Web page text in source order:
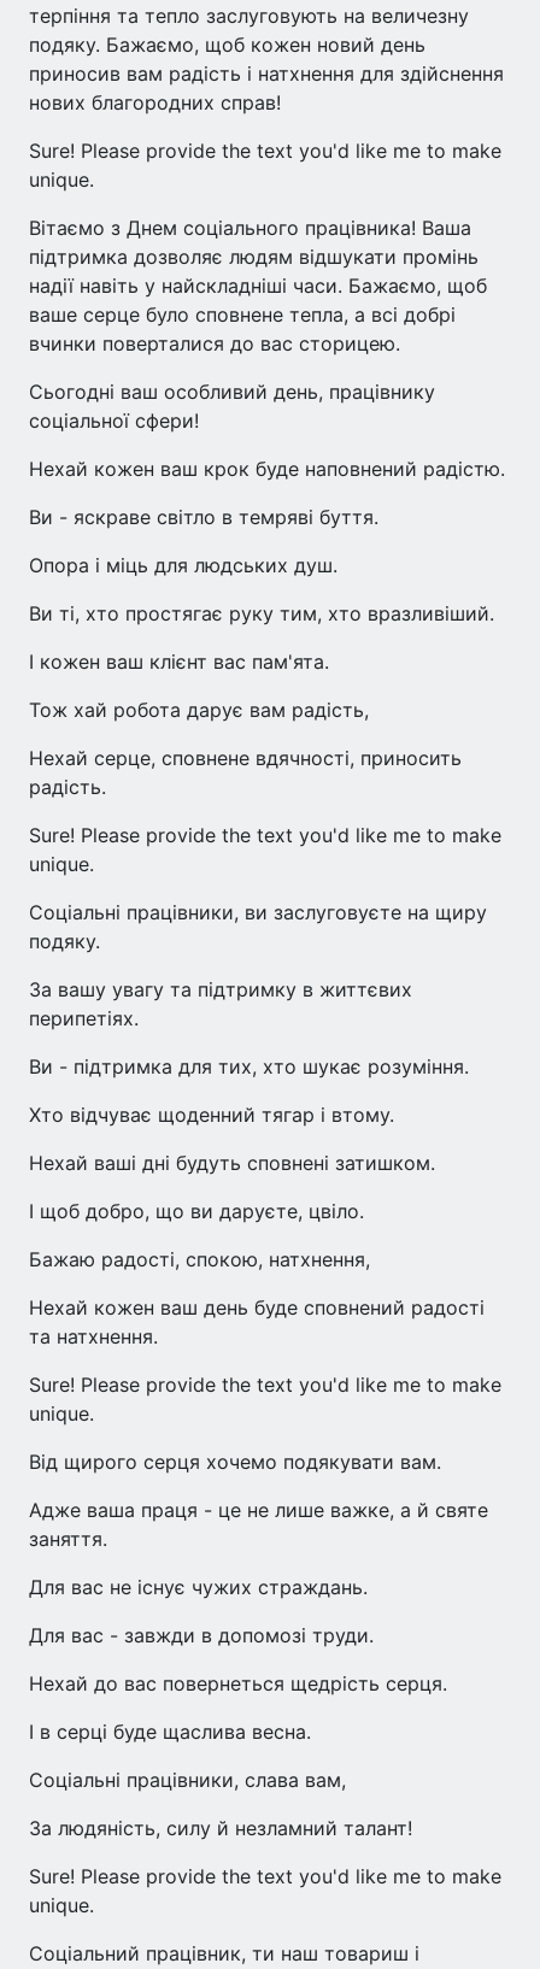
терпіння та тепло заслуговують на величезну
подяку. Бажаємо, щоб кожен новий день
приносив вам радість і натхнення для здійснення
нових благородних справ!
Sure! Please provide the text you'd like me to make
unique.
Вітаємо з Днем соціального працівника! Ваша
підтримка дозволяє людям відшукати промінь
надії навіть у найскладніші часи. Бажаємо, щоб
ваше серце було сповнене тепла, а всі добрі
вчинки поверталися до вас сторицею.
Сьогодні ваш особливий день, працівнику
соціальної сфери!
Нехай кожен ваш крок буде наповнений радістю.
Ви - яскраве світло в темряві буття.
Опора і міць для людських душ.
Ви ті, хто простягає руку тим, хто вразливіший.
І кожен ваш клієнт вас пам'ята.
Тож хай робота дарує вам радість,
Нехай серце, сповнене вдячності, приносить
радість.
Sure! Please provide the text you'd like me to make
unique.
Соціальні працівники, ви заслуговуєте на щиру
подяку.
За вашу увагу та підтримку в життєвих
перипетіях.
Ви - підтримка для тих, хто шукає розуміння.
Хто відчуває щоденний тягар і втому.
Нехай ваші дні будуть сповнені затишком.
І щоб добро, що ви даруєте, цвіло.
Бажаю радості, спокою, натхнення,
Нехай кожен ваш день буде сповнений радості
та натхнення.
Sure! Please provide the text you'd like me to make
unique.
Від щирого серця хочемо подякувати вам.
Адже ваша праця - це не лише важке, а й святе
заняття.
Для вас не існує чужих страждань.
Для вас - завжди в допомозі труди.
Нехай до вас повернеться щедрість серця.
І в серці буде щаслива весна.
Соціальні працівники, слава вам,
За людяність, силу й незламний талант!
Sure! Please provide the text you'd like me to make
unique.
Соціальний працівник, ти наш товариш і